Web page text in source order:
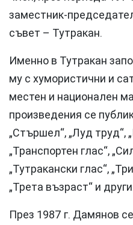
заместник-
съвет – Тутракан.
Именно в Тутракан
му с хумористични и
местен и национален
произведения се
„Стършел“, „Луд труд“,
„Транспортен глас“,
„Тутракански глас“,
„Трета възраст“ и
През 1987 г. Дамянов